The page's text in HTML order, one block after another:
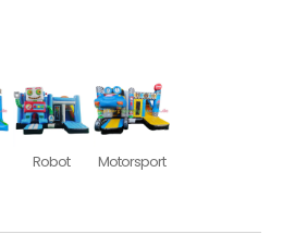
Robot Motorsport